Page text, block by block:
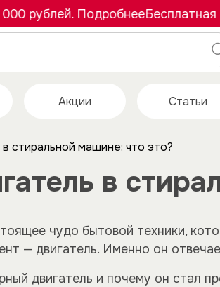
ПодробнееБесплатная
Акции Статьи
стиральной машине: что это?
в
чудо бытовой техники,
— двигатель. Именно он
двигатель и почему он стал